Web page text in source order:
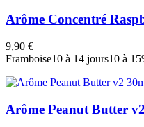
Arôme Concentré
9,90 €
Framboise10 à 14 jours10 à
Arôme Peanut Butter